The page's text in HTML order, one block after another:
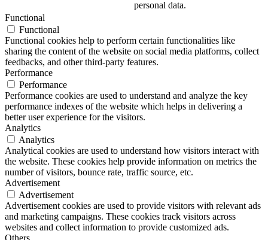
personal data.
Functional
Functional
Functional cookies help to perform certain functionalities like
sharing the content of the website on social media platforms, collect
feedbacks, and other third-party features.
Performance
Performance
Performance cookies are used to understand and analyze the key
performance indexes of the website which helps in delivering a
better user experience for the visitors.
Analytics
Analytics
Analytical cookies are used to understand how visitors interact with
the website. These cookies help provide information on metrics the
number of visitors, bounce rate, traffic source, etc.
Advertisement
Advertisement
Advertisement cookies are used to provide visitors with relevant ads
and marketing campaigns. These cookies track visitors across
websites and collect information to provide customized ads.